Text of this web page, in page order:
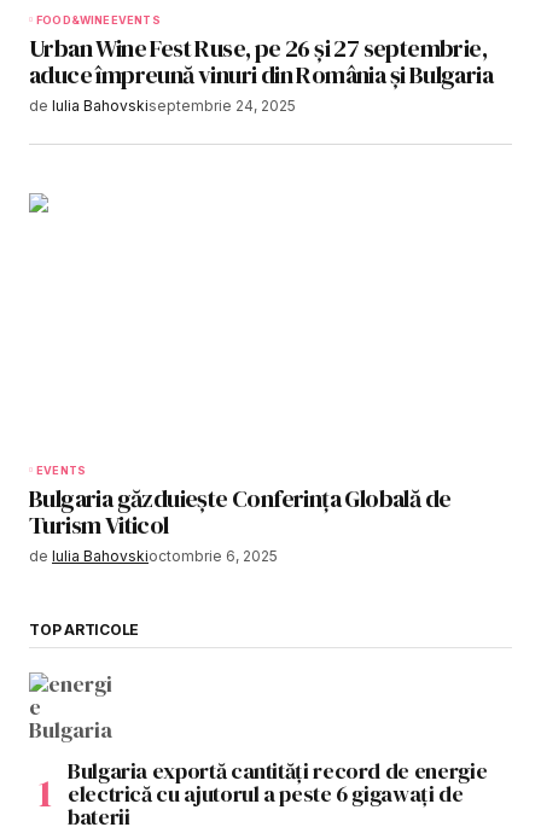
FOOD&WINEEVENTS
Urban Wine Fest Ruse, pe 26 și 27 septembrie,
aduce împreună vinuri din România și Bulgaria
de Iulia Bahovskiseptembrie 24, 2025
EVENTS
Bulgaria găzduiește Conferința Globală de
Turism Viticol
de Iulia Bahovskioctombrie 6, 2025
TOP ARTICOLE
Bulgaria exportă cantități record de energie
electrică cu ajutorul a peste 6 gigawați de
baterii